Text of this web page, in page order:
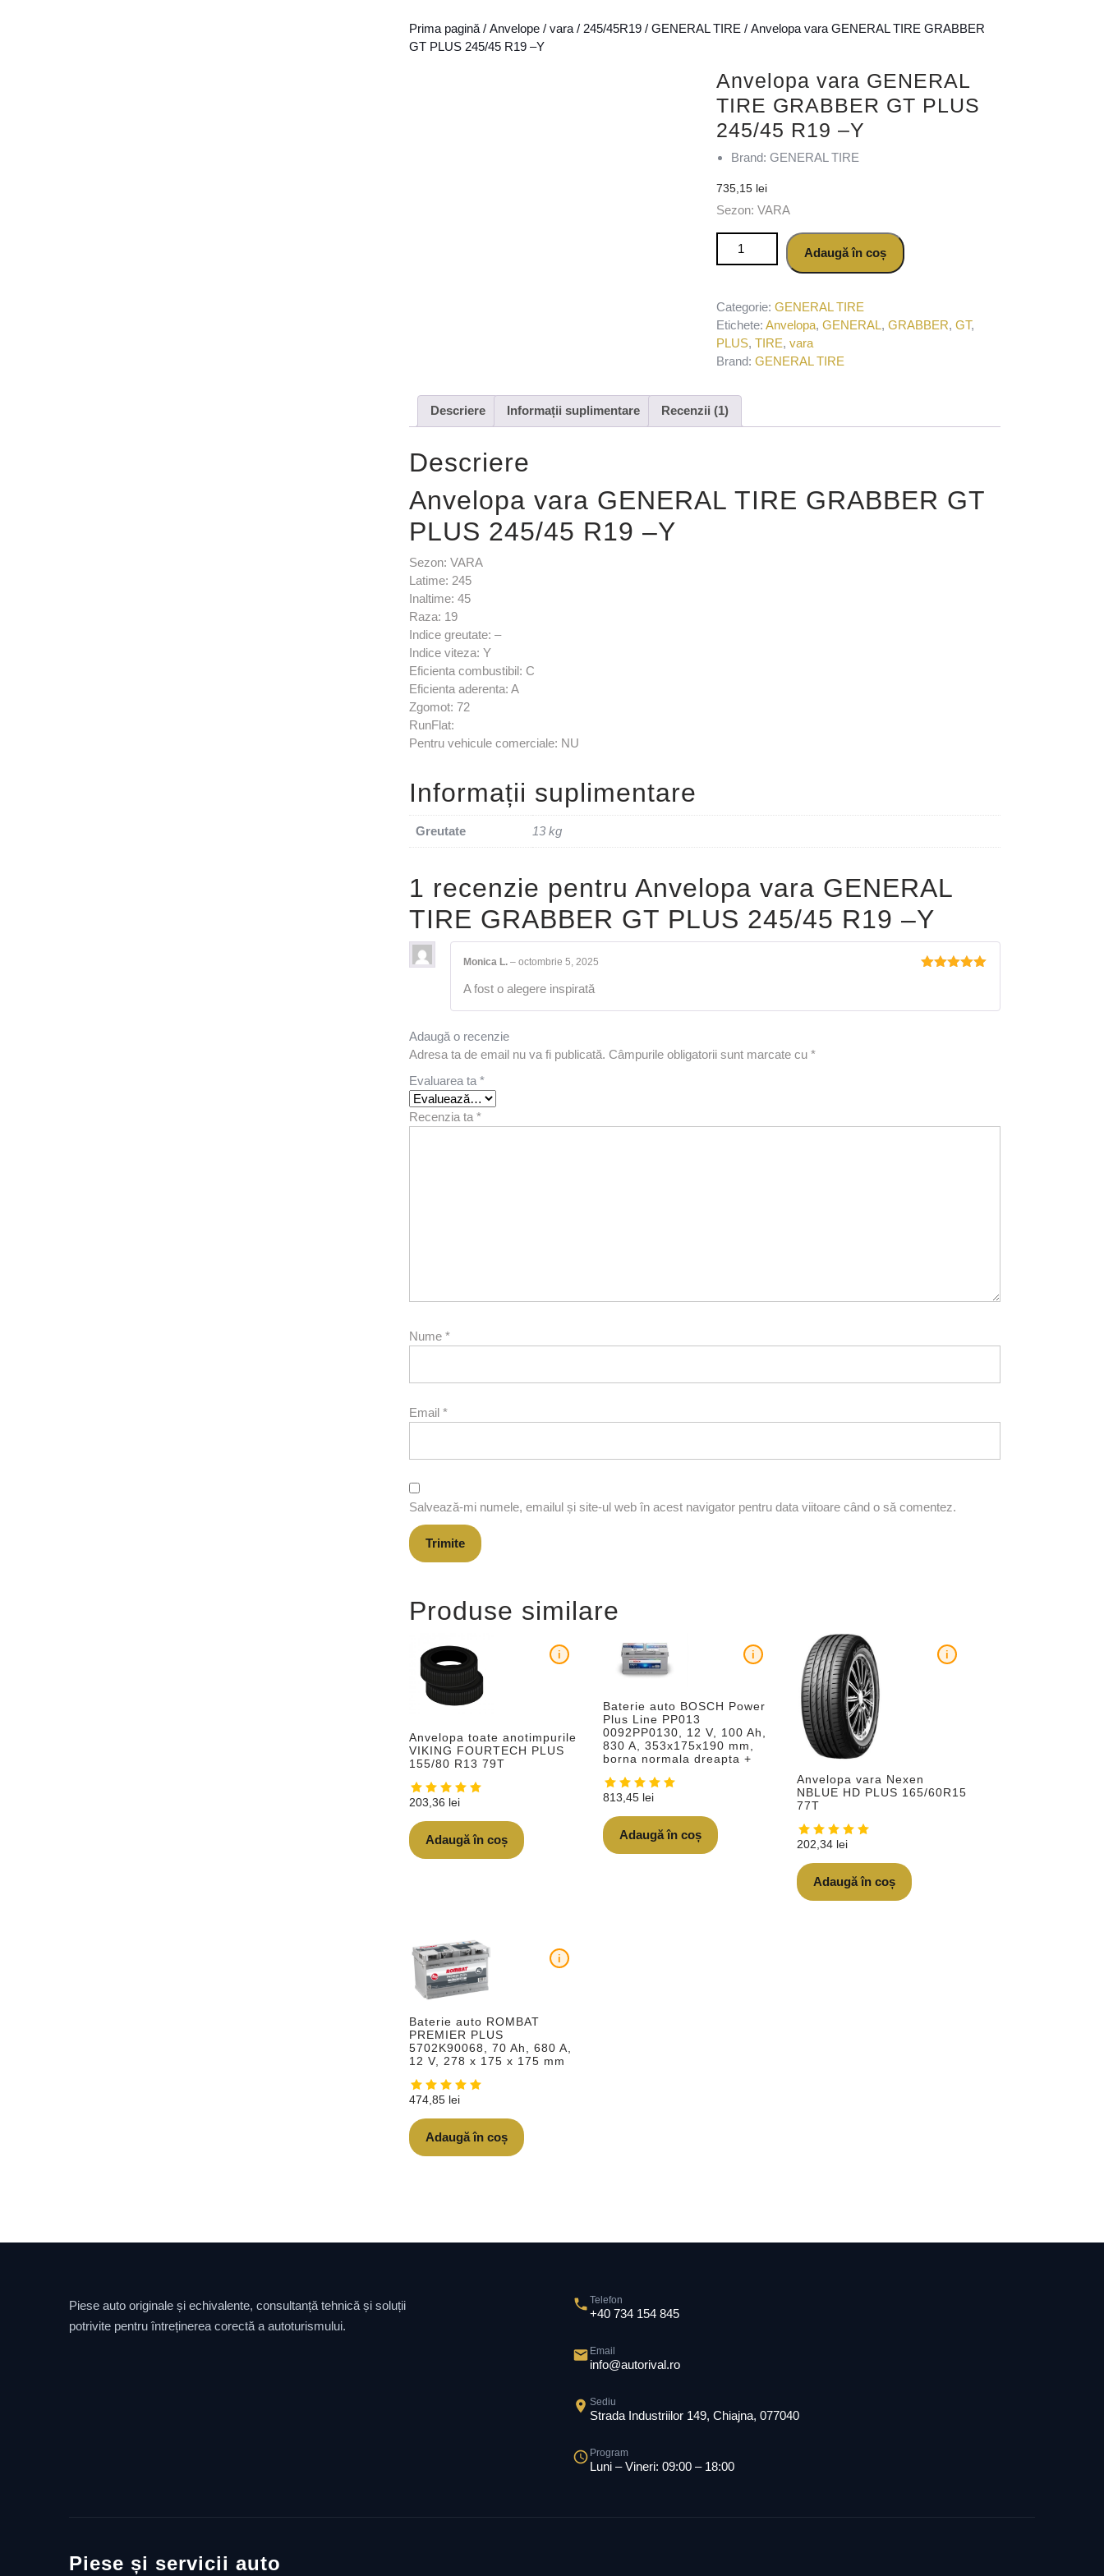
Prima pagină / Anvelope / vara / 245/45R19 / GENERAL TIRE / Anvelopa vara GENERAL TIRE GRABBER
GT PLUS 245/45 R19 –Y
Anvelopa vara GENERAL
TIRE GRABBER GT PLUS
245/45 R19 –Y
Brand: GENERAL TIRE
735,15 lei
Sezon: VARA
Cantitate Anvelopa vara GENERAL TIRE GRABBER GT PLUS 245/45
Adaugă în coș
Categorie:GENERAL TIRE
Etichete:Anvelopa,GENERAL,GRABBER,GT,
PLUS,TIRE,vara
Brand:GENERAL TIRE
Descriere Informații suplimentare Recenzii (1)
Descriere
Anvelopa vara GENERAL TIRE GRABBER GT
PLUS 245/45 R19 –Y
Sezon: VARA
Latime: 245
Inaltime: 45
Raza: 19
Indice greutate: –
Indice viteza: Y
Eficienta combustibil: C
Eficienta aderenta: A
Zgomot: 72
RunFlat:
Pentru vehicule comerciale: NU
Informații suplimentare
Greutate 13 kg
1 recenzie pentru Anvelopa vara GENERAL
TIRE GRABBER GT PLUS 245/45 R19 –Y
Monica L. – octombrie 5, 2025
A fost o alegere inspirată
Adaugă o recenzie
Adresa ta de email nu va fi publicată. Câmpurile obligatorii sunt marcate cu *
Evaluarea ta *
Recenzia ta *
Nume *
Email *
Salvează-mi numele, emailul și site-ul web în acest navigator pentru data viitoare când o să comentez.
Produse similare
Anvelopa toate anotimpurile
VIKING FOURTECH PLUS
155/80 R13 79T
i
203,36 lei
Adaugă în coș
Baterie auto BOSCH Power
Plus Line PP013
0092PP0130, 12 V, 100 Ah,
830 A, 353x175x190 mm,
borna normala dreapta +
i
813,45 lei
Adaugă în coș
Anvelopa vara Nexen
NBLUE HD PLUS 165/60R15
77T
i
202,34 lei
Adaugă în coș
Baterie auto ROMBAT
PREMIER PLUS
5702K90068, 70 Ah, 680 A,
12 V, 278 x 175 x 175 mm
i
474,85 lei
Adaugă în coș
Piese auto originale și echivalente, consultanță tehnică și soluții
potrivite pentru întreținerea corectă a autoturismului.
Telefon
+40 734 154 845
Email
info@autorival.ro
Sediu
Strada Industriilor 149, Chiajna, 077040
Program
Luni – Vineri: 09:00 – 18:00
Piese și servicii auto